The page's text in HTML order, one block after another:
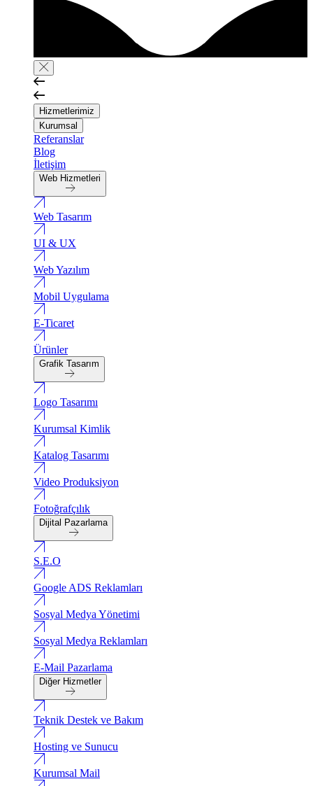
Hizmetlerimiz
Kurumsal
Referanslar
Blog
İletişim
Web Hizmetleri
Web Tasarım
UI & UX
Web Yazılım
Mobil Uygulama
E-Ticaret
Ürünler
Grafik Tasarım
Logo Tasarımı
Kurumsal Kimlik
Katalog Tasarımı
Video Produksiyon
Fotoğrafçılık
Dijital Pazarlama
S.E.O
Google ADS Reklamları
Sosyal Medya Yönetimi
Sosyal Medya Reklamları
E-Mail Pazarlama
Diğer Hizmetler
Teknik Destek ve Bakım
Hosting ve Sunucu
Kurumsal Mail